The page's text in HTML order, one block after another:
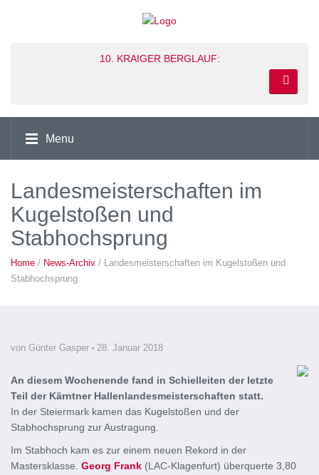
10. KRAIGER BERGLAUF:
Menu
Landesmeisterschaften im
Kugelstoßen und
Stabhochsprung
Home / News-Archiv / Landesmeisterschaften im Kugelstoßen und
Stabhochsprung
von Günter Gasper 28. Januar 2018
An diesem Wochenende fand in Schielleiten der letzte
Teil der Kärntner Hallenlandesmeisterschaften statt.
In der Steiermark kamen das Kugelstoßen und der
Stabhochsprung zur Austragung.
Im Stabhoch kam es zur einem neuen Rekord in der
Mastersklasse. Georg Frank (LAC-Klagenfurt) überquerte 3,80